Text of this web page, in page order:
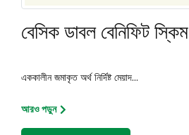
বেসিক ডাবল বেনিফিট স্কিম
এককালীন জমাকৃত অর্থ নির্দিষ্ট মেয়াদ...
আরও পড়ুন